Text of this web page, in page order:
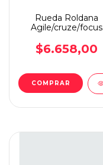
Rueda Roldana
Agile/cruze/focus
$6.658,00
COMPRAR